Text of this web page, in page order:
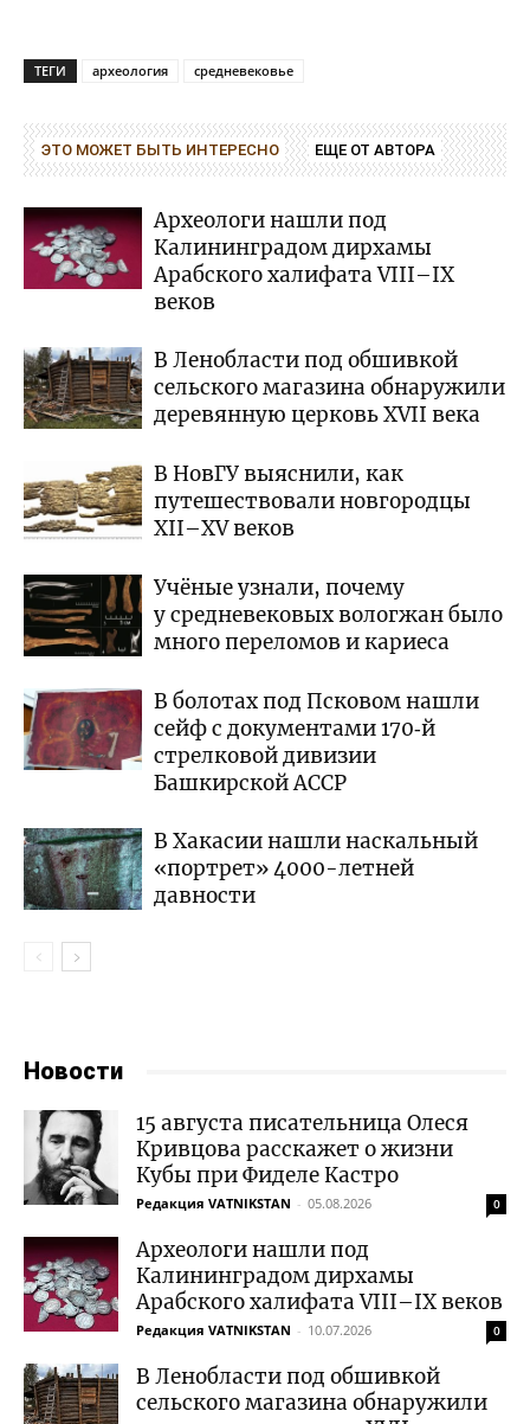
ТЕГИ археология средневековье
ЭТО МОЖЕТ БЫТЬ ИНТЕРЕСНО ЕЩЕ ОТ АВТОРА
Археологи нашли под
Калининградом дирхамы
Арабского халифата VIII–IX
веков
В Ленобласти под обшивкой
сельского магазина обнаружили
деревянную церковь XVII века
В НовГУ выяснили, как
путешествовали новгородцы
XII–XV веков
Учёные узнали, почему
у средневековых вологжан было
много переломов и кариеса
В болотах под Псковом нашли
сейф с документами 170‑й
стрелковой дивизии
Башкирской АССР
В Хакасии нашли наскальный
«портрет» 4000-летней
давности
Новости
15 августа писательница Олеся
Кривцова расскажет о жизни
Кубы при Фиделе Кастро
Редакция VATNIKSTAN - 05.08.2026 0
Археологи нашли под
Калининградом дирхамы
Арабского халифата VIII–IX веков
Редакция VATNIKSTAN - 10.07.2026 0
В Ленобласти под обшивкой
сельского магазина обнаружили